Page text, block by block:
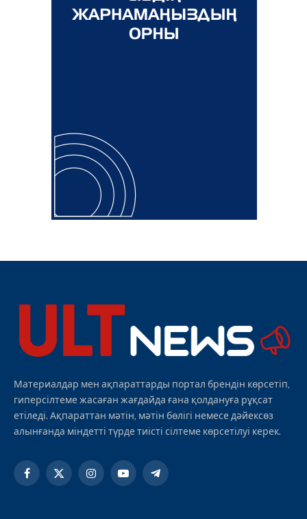
Материалдар мен ақпараттарды портал брендін көрсетіп,
гиперсілтеме жасаған жағдайда ғана қолдануға рұқсат
етіледі. Ақпараттан мәтін, мәтін бөлігі немесе дәйексөз
алынғанда міндетті түрде тиісті сілтеме көрсетілуі керек.
Facebook
X
InstagramYouTubeTelegram